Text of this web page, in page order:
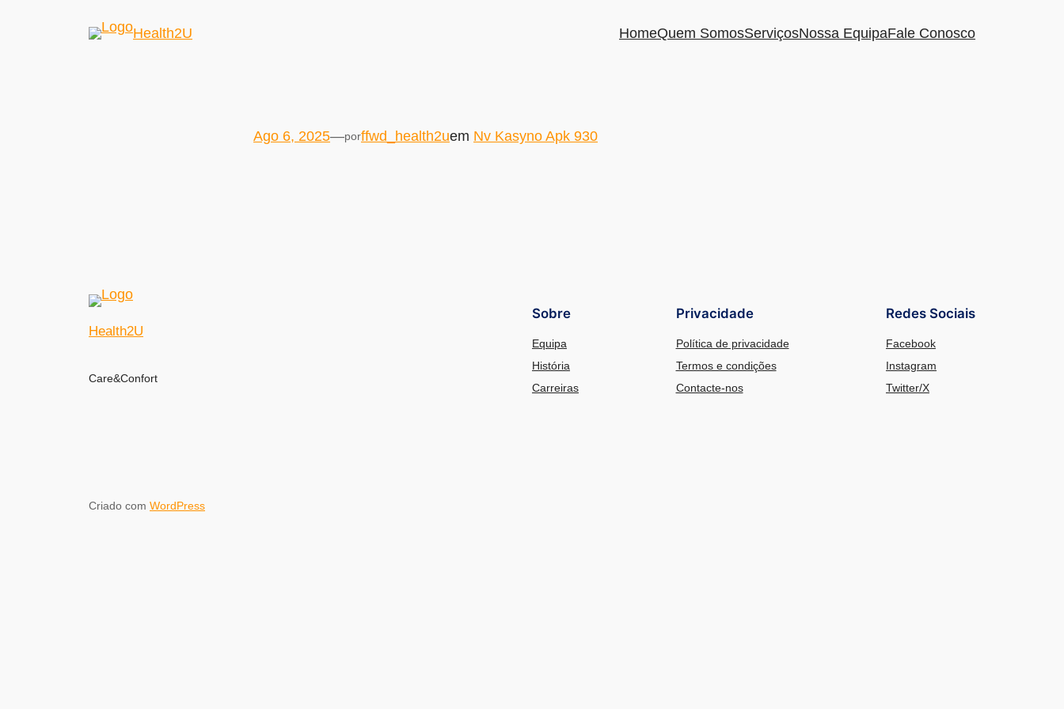
Health2U HomeQuem SomosServiçosNossa EquipaFale Conosco
Ago 6, 2025—porffwd_health2uem Nv Kasyno Apk 930
Health2U
Care&Confort
Sobre
Equipa
História
Carreiras
Privacidade
Política de privacidade
Termos e condições
Contacte-nos
Redes Sociais
Facebook
Instagram
Twitter/X
Criado com WordPress